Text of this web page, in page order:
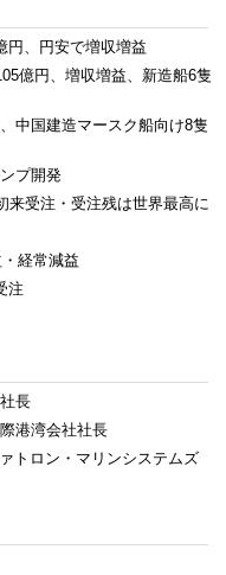
円、円安で増収増益
億円、増収増益、新造船6隻
中国建造マースク船向け8隻
プ開発
来受注・受注残は世界最高に
経常減益
注
長
港湾会社社長
トロン・マリンシステムズ